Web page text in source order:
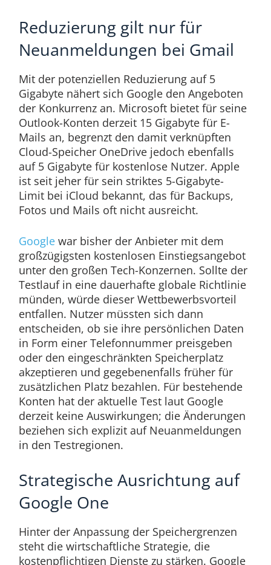
Reduzierung gilt nur für
Neuanmeldungen bei Gmail
Mit der potenziellen Reduzierung auf 5
Gigabyte nähert sich Google den Angeboten
der Konkurrenz an. Microsoft bietet für seine
Outlook-Konten derzeit 15 Gigabyte für E-
Mails an, begrenzt den damit verknüpften
Cloud-Speicher OneDrive jedoch ebenfalls
auf 5 Gigabyte für kostenlose Nutzer. Apple
ist seit jeher für sein striktes 5-Gigabyte-
Limit bei iCloud bekannt, das für Backups,
Fotos und Mails oft nicht ausreicht.
Googlewar bisher der Anbieter mit dem
großzügigsten kostenlosen Einstiegsangebot
unter den großen Tech-Konzernen. Sollte der
Testlauf in eine dauerhafte globale Richtlinie
münden, würde dieser Wettbewerbsvorteil
entfallen. Nutzer müssten sich dann
entscheiden, ob sie ihre persönlichen Daten
in Form einer Telefonnummer preisgeben
oder den eingeschränkten Speicherplatz
akzeptieren und gegebenenfalls früher für
zusätzlichen Platz bezahlen. Für bestehende
Konten hat der aktuelle Test laut Google
derzeit keine Auswirkungen; die Änderungen
beziehen sich explizit auf Neuanmeldungen
in den Testregionen.
Strategische Ausrichtung auf
Google One
Hinter der Anpassung der Speichergrenzen
steht die wirtschaftliche Strategie, die
kostenpflichtigen Dienste zu stärken. Google